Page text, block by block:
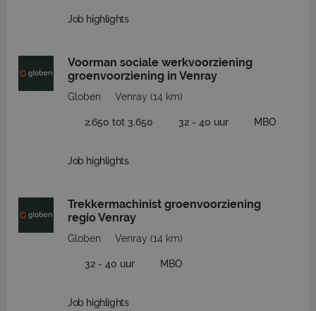
Job highlights
Voorman sociale werkvoorziening
groenvoorziening in Venray
Globen Venray (14 km)
2.650 tot 3.650 32 - 40 uur MBO
Job highlights
Trekkermachinist groenvoorziening
regio Venray
Globen Venray (14 km)
32 - 40 uur MBO
Job highlights